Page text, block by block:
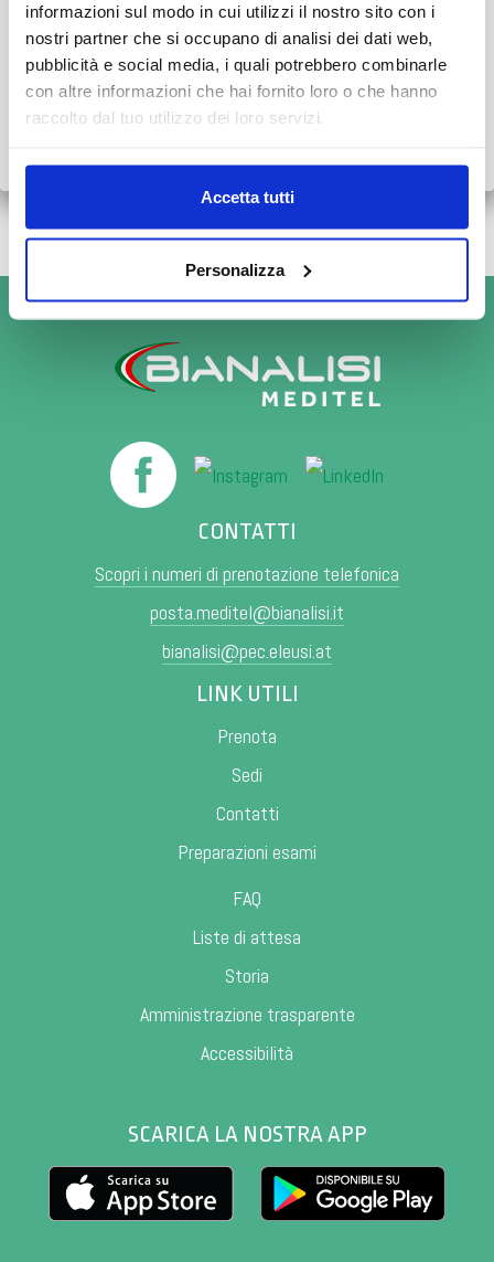
informazioni sul modo in cui utilizzi il nostro sito con i
nostri partner che si occupano di analisi dei dati web,
pubblicità e social media, i quali potrebbero combinarle
con altre informazioni che hai fornito loro o che hanno
raccolto dal tuo utilizzo dei loro servizi.
Accetta tutti
Personalizza
INFORMAZIONI E PRENOTAZIONI
Consulta i numeri da contattare
PRENOTA ONLINE
CONTATTI
Scopri i numeri di prenotazione telefonica
posta.meditel@bianalisi.it
bianalisi@pec.eleusi.at
LINK UTILI
Prenota
Sedi
Contatti
Preparazioni esami
FAQ
Liste di attesa
Storia
Amministrazione trasparente
Accessibilità
SCARICA LA NOSTRA APP
👉 Vi invitiamo a consultare ilcalendario completo con le
variazioni di agosto.
Grazie.